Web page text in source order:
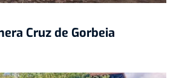
Cruz de Gorbeia